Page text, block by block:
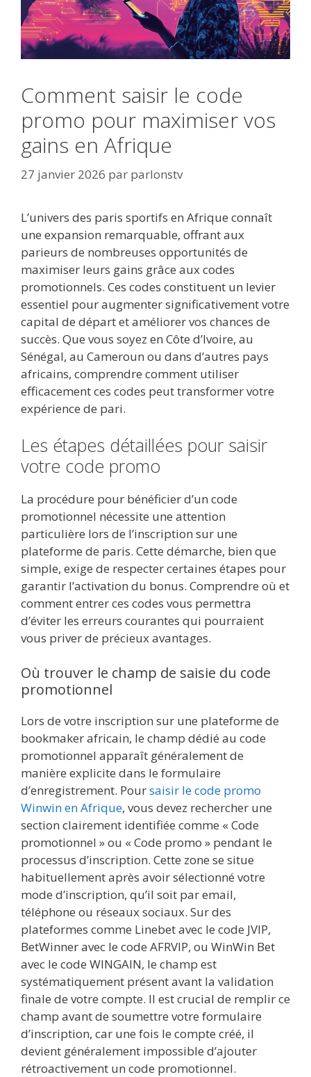
Comment saisir le code
promo pour maximiser vos
gains en Afrique
27 janvier 2026 par parlonstv
L’univers des paris sportifs en Afrique connaît
une expansion remarquable, offrant aux
parieurs de nombreuses opportunités de
maximiser leurs gains grâce aux codes
promotionnels. Ces codes constituent un levier
essentiel pour augmenter significativement votre
capital de départ et améliorer vos chances de
succès. Que vous soyez en Côte d’Ivoire, au
Sénégal, au Cameroun ou dans d’autres pays
africains, comprendre comment utiliser
efficacement ces codes peut transformer votre
expérience de pari.
Les étapes détaillées pour saisir
votre code promo
La procédure pour bénéficier d’un code
promotionnel nécessite une attention
particulière lors de l’inscription sur une
plateforme de paris. Cette démarche, bien que
simple, exige de respecter certaines étapes pour
garantir l’activation du bonus. Comprendre où et
comment entrer ces codes vous permettra
d’éviter les erreurs courantes qui pourraient
vous priver de précieux avantages.
Où trouver le champ de saisie du code
promotionnel
Lors de votre inscription sur une plateforme de
bookmaker africain, le champ dédié au code
promotionnel apparaît généralement de
manière explicite dans le formulaire
d’enregistrement. Poursaisir le code promo
Winwin en Afrique, vous devez rechercher une
section clairement identifiée comme « Code
promotionnel » ou « Code promo » pendant le
processus d’inscription. Cette zone se situe
habituellement après avoir sélectionné votre
mode d’inscription, qu’il soit par email,
téléphone ou réseaux sociaux. Sur des
plateformes comme Linebet avec le code JVIP,
BetWinner avec le code AFRVIP, ou WinWin Bet
avec le code WINGAIN, le champ est
systématiquement présent avant la validation
finale de votre compte. Il est crucial de remplir ce
champ avant de soumettre votre formulaire
d’inscription, car une fois le compte créé, il
devient généralement impossible d’ajouter
rétroactivement un code promotionnel.